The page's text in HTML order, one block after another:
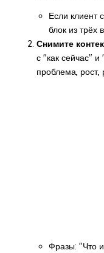
Если клиент
блок из трёх
Снимите
с "как сейчас" и
проблема, рост,
Фразы: "Что